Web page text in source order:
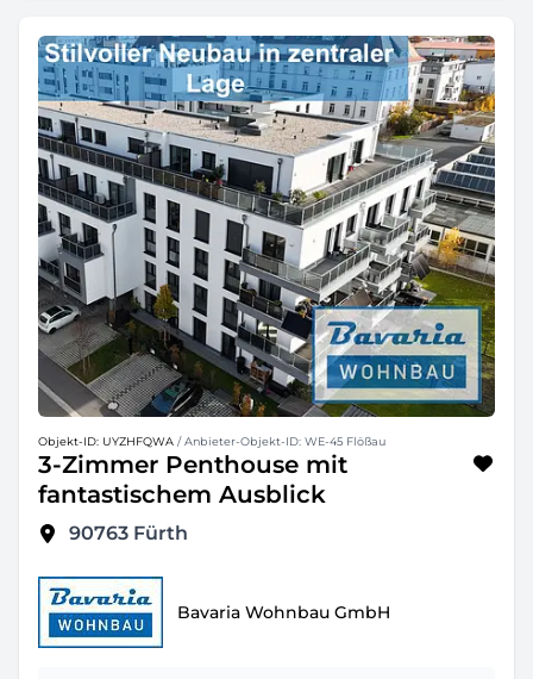
Objekt-ID: UYZHFQWA / Anbieter-Objekt-ID: WE-45 Flößau
3-Zimmer Penthouse mit
fantastischem Ausblick
90763 Fürth
Bavaria Wohnbau GmbH